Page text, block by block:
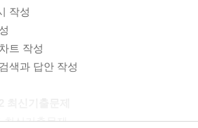
작성
트 작성
색과 답안 작성
최신기출문제